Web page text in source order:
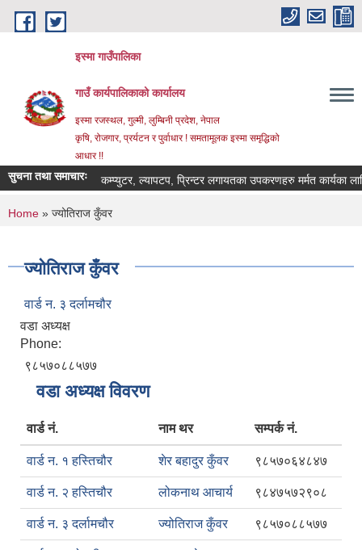
Skip to main content
इस्मा गाउँपालिका
गाउँ कार्यपालिकाको कार्यालय
इस्मा रजस्थल, गुल्मी, लुम्बिनी प्रदेश, नेपाल
कृषि, रोजगार, प्रर्यटन र पुर्वाधार ! समतामूलक इस्मा समृद्धिको
आधार !!
सुचना तथा समाचारःकम्प्युटर, ल्यापटप, प्रिन्टर लगायतका उपकरणहरु मर्मत कार्यका लागि
You are here
Home » ज्योतिराज कुँवर
ज्योतिराज कुँवर
वार्ड न. ३ दर्लामचौर
वडा अध्यक्ष
Phone:
९८५७०८८५७७
वडा अध्यक्ष विवरण
वार्ड नं. नाम थर सम्पर्क नं.
वार्ड न. १ हस्तिचौर शेर बहादुर कुँवर ९८५७०६४८४७
वार्ड न. २ हस्तिचौर लोकनाथ आचार्य ९८४७५७२९०८
वार्ड न. ३ दर्लामचौर ज्योतिराज कुँवर ९८५७०८८५७७